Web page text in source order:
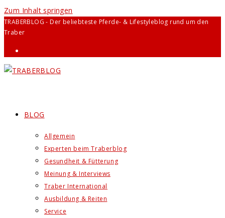
Zum Inhalt springen
TRABERBLOG - Der beliebteste Pferde- & Lifestyleblog rund um den
Traber
BLOG
Allgemein
Experten beim Traberblog
Gesundheit & Fütterung
Meinung & Interviews
Traber International
Ausbildung & Reiten
Service